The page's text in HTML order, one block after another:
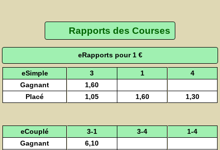
Rapports des Courses
eRapports pour 1 €
eSimple 3 1
4
Gagnant
1,60
Placé
1,05 1,60 1,30
eCouplé 3-1 3-4
1-4
Gagnant
6,10